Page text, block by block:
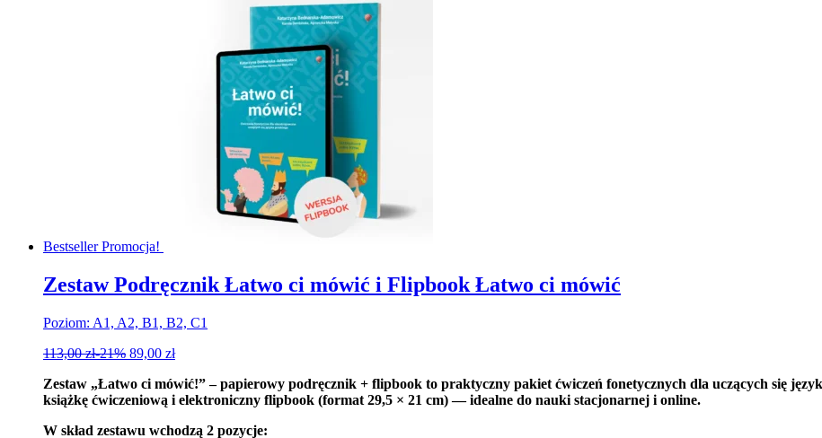
Bestseller Promocja!
Zestaw Podręcznik Łatwo ci mówić i Flipbook Łatwo ci mówić
Poziom: A1, A2, B1, B2, C1
113,00zł-21% 89,00 zł
Zestaw „Łatwo ci mówić!” – papierowy podręcznik + flipbook to praktyczny pakiet ćwiczeń fonetycznych dla uczących się
książkę ćwiczeniową i elektroniczny flipbook (format 29,5 × 21 cm) — idealne do nauki stacjonarnej i online.
W skład zestawu wchodzą 2 pozycje: